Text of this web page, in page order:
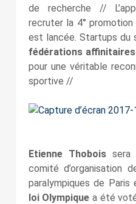
de recherche //
recruter la 4°
est lancée. Startups du
fédérations
pour une véritable
sportive //
Etienne Thoboissera
comité d’organisation
paralympiques de
loi Olympique a été